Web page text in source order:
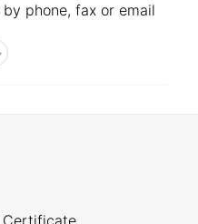
phone, fax or email
Certificate